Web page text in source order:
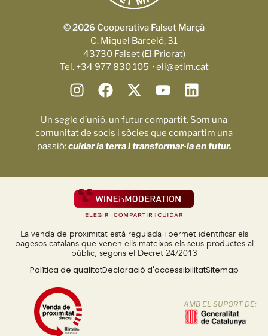
© 2026 Cooperativa Falset Marçà
C. Miquel Barceló, 31
43730 Falset (El Priorat)
Tel. +34 977 830 105 · eli@etim.cat
Un segle d’unió, un futur compartit. Som una
comunitat de socis i sòcies que compartim una
passió:cuidar la terra i transformar-la en futur.
La venda de proximitat està regulada i permet identificar els
pagesos catalans que venen ells mateixos els seus productes al
públic, segons el Decret 24/2013
Política de qualitatDeclaració d'accessibilitatSitemap
AMB EL SUPORT DE: